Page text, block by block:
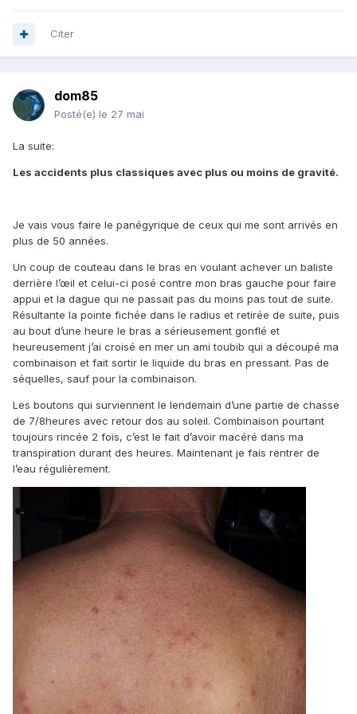
surface en cas de problème.
Je ne parle pas de votre équilibrage, de votre combinaison
consommer des produits licites ou pas avant notre activité,
ni d’avoir fait la fête ou rouler toute la nuit. Cela va de soi,
mais ce qui va sans le dire, va encore mieux en le disant.
La majorité des accidents, intervient en fin de chasse, je
l’hémoglobine doit baisser, le froid aussi peut intervenir.
toute l’expérience derrière, il m’arrive à la remontée de me
dire heureusement que je n’ai pas tiré ce gros thon
obnubilé par le poisson.
Citer
dom85
Posté(e) le 27 mai
La suite:
Les accidents plus classiques avec plus ou moins de gravité.
Je vais vous faire le panégyrique de ceux qui me sont arrivés en
plus de 50 années.
Un coup de couteau dans le bras en voulant achever un baliste
derrière l’œil et celui-ci posé contre mon bras gauche pour faire
appui et la dague qui ne passait pas du moins pas tout de suite.
Résultante la pointe fichée dans le radius et retirée de suite, puis
au bout d’une heure le bras a sérieusement gonflé et
heureusement j’ai croisé en mer un ami toubib qui a découpé ma
combinaison et fait sortir le liquide du bras en pressant. Pas de
séquelles, sauf pour la combinaison.
Les boutons qui surviennent le lendemain d’une partie de chasse
de 7/8heures avec retour dos au soleil. Combinaison pourtant
toujours rincée 2 fois, c’est le fait d’avoir macéré dans ma
transpiration durant des heures. Maintenant je fais rentrer de
l’eau régulièrement.